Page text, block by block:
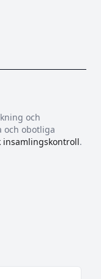
och
och obotliga
insamlingskontroll.